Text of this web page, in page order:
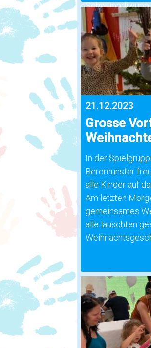
Schwuppdiwupp
Herbstferien.
21.12.2023
Grosse
In der
Beromünster
alle Kinder auf
Am letzten
gemeinsames
alle lauschten